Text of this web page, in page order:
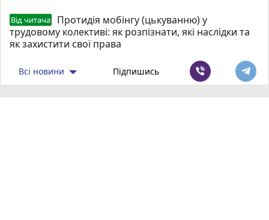
Від читача
Протидія мобінгу (цькуванню) у
трудовому колективі: як розпізнати, які наслідки та
як захистити свої права
Всі новини Підпишись